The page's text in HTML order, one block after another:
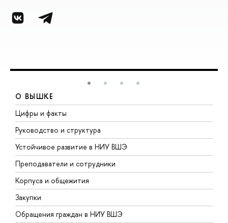
О ВЫШКЕ
Цифры и факты
Руководство и структура
Устойчивое развитие в НИУ ВШЭ
Преподаватели и сотрудники
Корпуса и общежития
Закупки
Обращения граждан в НИУ ВШЭ